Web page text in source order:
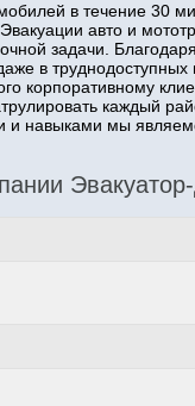
в течение 30
авто и
задачи.
в
корпоративному
каждый
мы